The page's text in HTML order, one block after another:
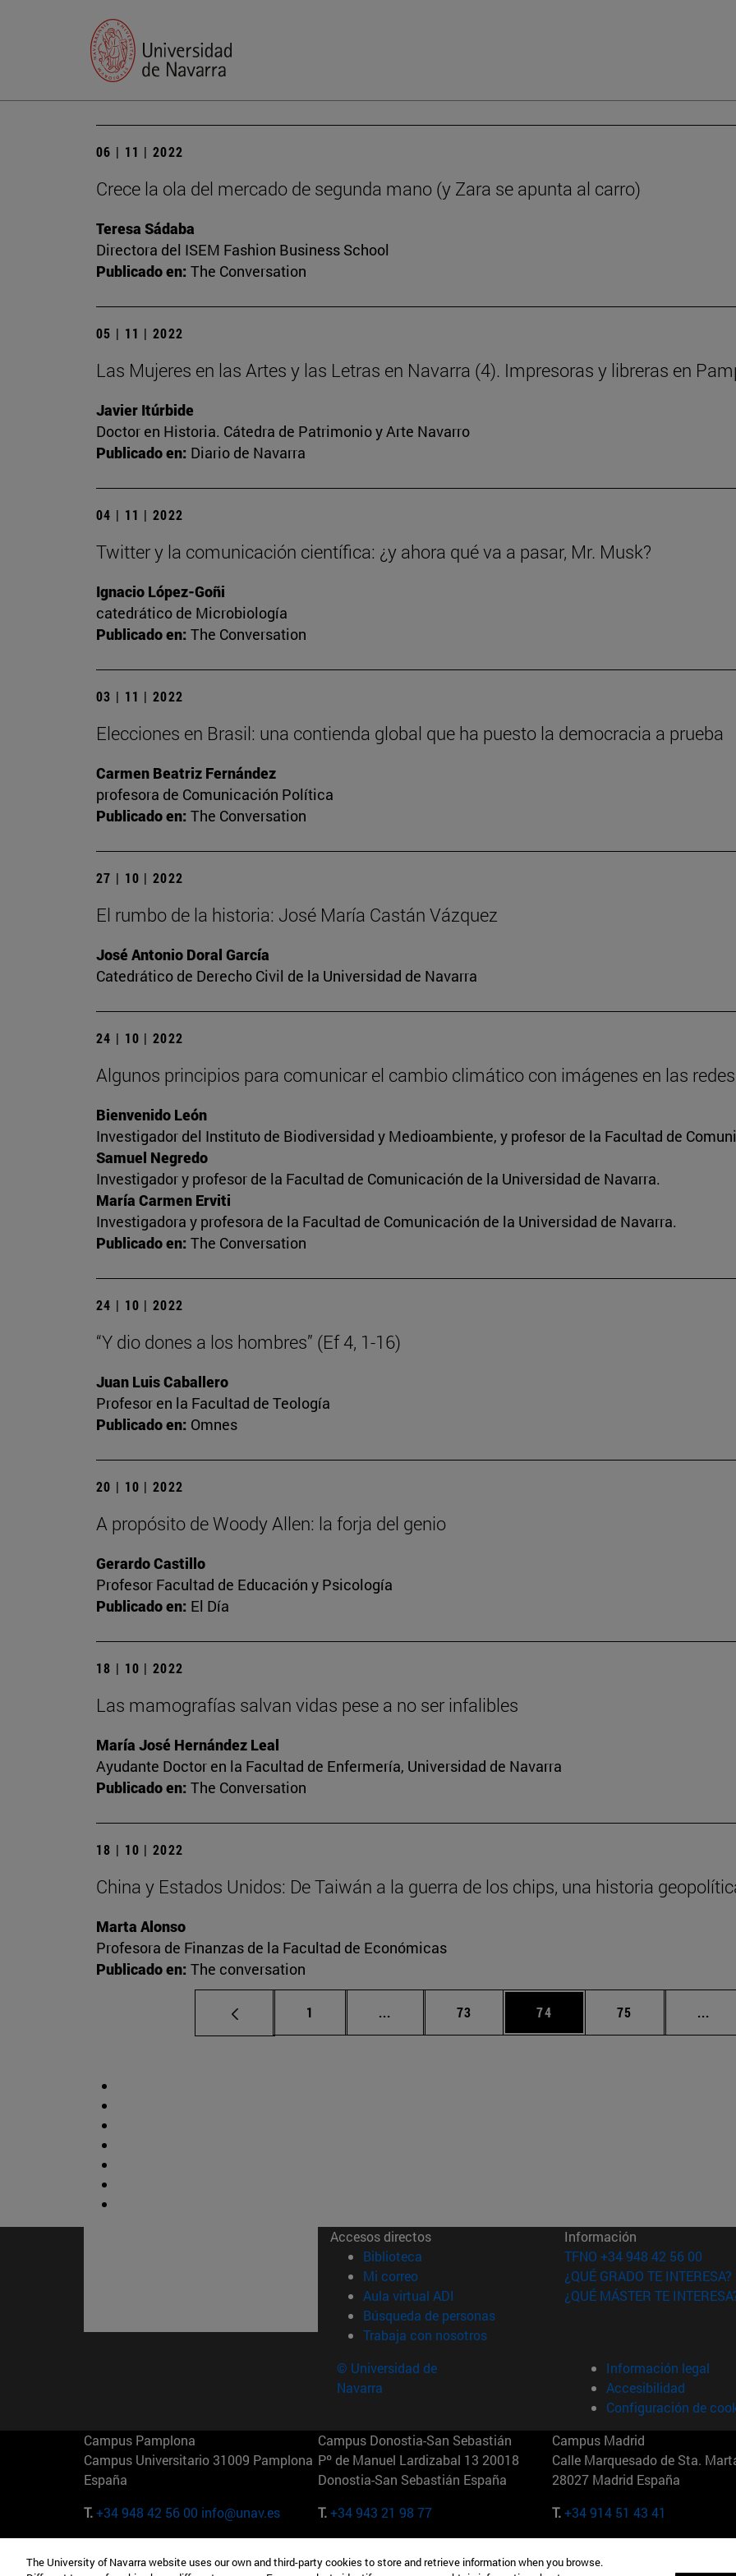
06 | 11 | 2022
Crece la ola del mercado de segunda mano (y Zara se apunta al carro)
Teresa Sádaba
Directora del ISEM Fashion Business School
Publicado en: The Conversation
05 | 11 | 2022
Las Mujeres en las Artes y las Letras en Navarra (4). Impresoras y libreras en
Javier Itúrbide
Doctor en Historia. Cátedra de Patrimonio y Arte Navarro
Publicado en: Diario de Navarra
04 | 11 | 2022
Twitter y la comunicación científica: ¿y ahora qué va a pasar, Mr. Musk?
Ignacio López-Goñi
catedrático de Microbiología
Publicado en: The Conversation
03 | 11 | 2022
Elecciones en Brasil: una contienda global que ha puesto la democracia a prueba
Carmen Beatriz Fernández
profesora de Comunicación Política
Publicado en: The Conversation
27 | 10 | 2022
El rumbo de la historia: José María Castán Vázquez
José Antonio Doral García
Catedrático de Derecho Civil de la Universidad de Navarra
24 | 10 | 2022
Algunos principios para comunicar el cambio climático con imágenes en las
Bienvenido León
Investigador del Instituto de Biodiversidad y Medioambiente, y profesor de la Facultad de
Samuel Negredo
Investigador y profesor de la Facultad de Comunicación de la Universidad de Navarra.
María Carmen Erviti
Investigadora y profesora de la Facultad de Comunicación de la Universidad de Navarra.
Publicado en: The Conversation
24 | 10 | 2022
“Y dio dones a los hombres” (Ef 4, 1-16)
Juan Luis Caballero
Profesor en la Facultad de Teología
Publicado en: Omnes
20 | 10 | 2022
A propósito de Woody Allen: la forja del genio
Gerardo Castillo
Profesor Facultad de Educación y Psicología
Publicado en: El Día
18 | 10 | 2022
Las mamografías salvan vidas pese a no ser infalibles
María José Hernández Leal
Ayudante Doctor en la Facultad de Enfermería, Universidad de Navarra
Publicado en: The Conversation
18 | 10 | 2022
China y Estados Unidos: De Taiwán a la guerra de los chips, una historia
Marta Alonso
Profesora de Finanzas de la Facultad de Económicas
Publicado en: The conversation
Página
1 ... Páginas intermedias Use TAB para desplazarse.
Página
73 Página
74 Página
75 ...
Accesos directos
Biblioteca (abre en nueva ventana)
Mi correo(abre en nueva ventana)
Aula virtual ADI (abre en nueva ventana)
Búsqueda de personas(abre en nueva ventana)
Trabaja con nosotros(abre en nueva ventana)
Información
TFNO +34 948 42 56 00
¿QUÉ GRADO TE INTERESA?
¿QUÉ MÁSTER TE
© Universidad de
Navarra
Información legal
Accesibilidad
Configuración de
Campus Pamplona
Campus Universitario 31009 Pamplona
España
T.+34 948 42 56 00 info@unav.es
Campus Donostia-San Sebastián
Pº de Manuel Lardizabal 13 20018
Donostia-San Sebastián España
T.+34 943 21 98 77
Campus Madrid
Calle Marquesado de Sta.
28027 Madrid España
T.+34 914 51 43 41
Camino del Cerro Águila 3 28023
165 W 57th St 10019-2201 Nueva York Maria-Theresia-Straße 15 81675
The University of Navarra website uses our own and third-party cookies to store and retrieve information when you browse.